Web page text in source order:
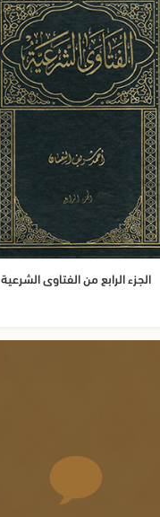
الجزء الرابع من الفتاوى الشرعية